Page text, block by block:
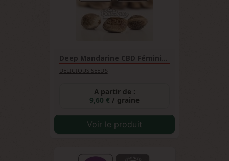
Deep Mandarine CBD Féminisée
DELICIOUS SEEDS
A partir de :
9,60 € / graine
Voir le produit